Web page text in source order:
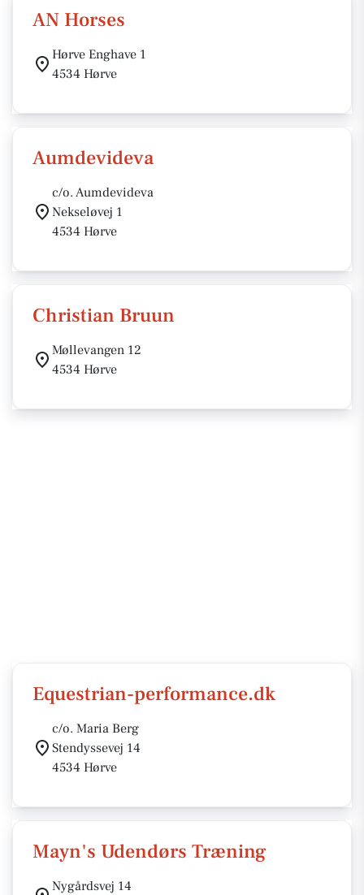
AN Horses
Hørve Enghave 1
4534 Hørve
Aumdevideva
c/o. Aumdevideva
Nekseløvej 1
4534 Hørve
Christian Bruun
Møllevangen 12
4534 Hørve
Equestrian-performance.dk
c/o. Maria Berg
Stendyssevej 14
4534 Hørve
Mayn's Udendørs Træning
Nygårdsvej 14